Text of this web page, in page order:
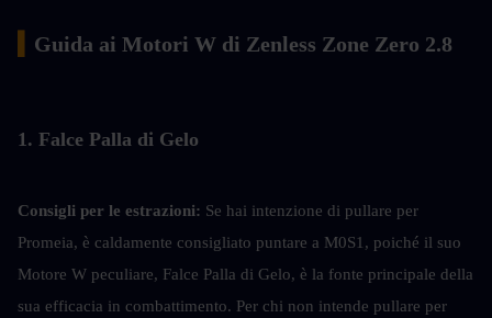
Guida ai Motori W di Zenless Zone Zero 2.8
1. Falce Palla di Gelo
Consigli per le estrazioni: Se hai intenzione di pullare per
Promeia, è caldamente consigliato puntare a M0S1, poiché il suo
Motore W peculiare, Falce Palla di Gelo, è la fonte principale della
sua efficacia in combattimento. Per chi non intende pullare per